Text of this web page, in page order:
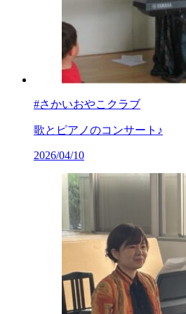
#さかいおやこクラブ
歌とピアノのコンサート♪
2026/04/10